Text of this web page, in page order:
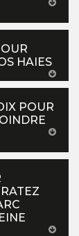
HAIES
POUR